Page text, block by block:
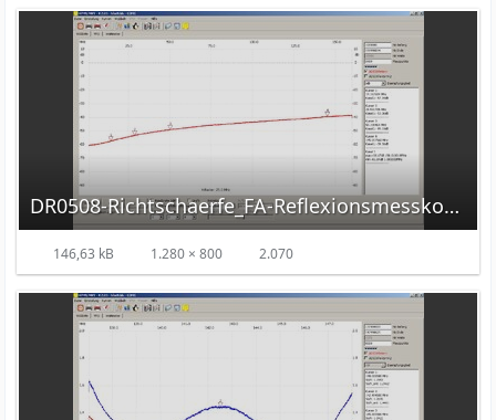
DR0508-Richtschaerfe_FA-Reflexionsmesskopf.jpg
146,63 kB 1.280 × 800 2.070